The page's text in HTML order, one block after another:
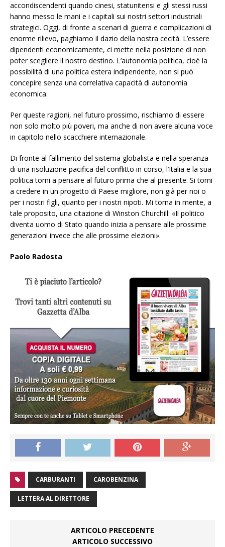
accondiscendenti quando cinesi, statunitensi e gli stessi russi
hanno messo le mani e i capitali sui nostri settori industriali
strategici. Oggi, di fronte a scenari di guerra e complicazioni di
enorme rilievo, paghiamo il dazio della nostra cecità. L’essere
dipendenti economicamente, ci mette nella posizione di non
poter scegliere il nostro destino. L’autonomia politica, cioè la
possibilità di una politica estera indipendente, non si può
concepire senza una correlativa capacità di autonomia
economica.
Per queste ragioni, nel futuro prossimo, rischiamo di essere
non solo molto più poveri, ma anche di non avere alcuna voce
in capitolo nello scacchiere internazionale.
Di fronte al fallimento del sistema globalista e nella speranza
di una risoluzione pacifica del conflitto in corso, l’Italia e la sua
politica torni a pensare al futuro prima che al presente. Si torni
a credere in un progetto di Paese migliore, non già per noi o
per i nostri figli, quanto per i nostri nipoti. Mi torna in mente, a
tale proposito, una citazione di Winston Churchill: «Il politico
diventa uomo di Stato quando inizia a pensare alle prossime
generazioni invece che alle prossime elezioni».
Paolo Radosta
CARBURANTI CAROBENZINA
LETTERA AL DIRETTORE
ARTICOLO PRECEDENTE
ARTICOLO SUCCESSIVO